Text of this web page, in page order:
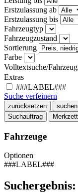
Erstzulassung ab
Erstzulassung bis
Fahrzeugtyp
Fahrzeugzustand
Sortierung
Farbe
Volltextsuche/
Extras
###LABEL###
Suche verfeinern
zurücksetzen
suchen
Suchauftrag
Fahrzeuge
Optionen
###LABEL###
Suchergebnis: